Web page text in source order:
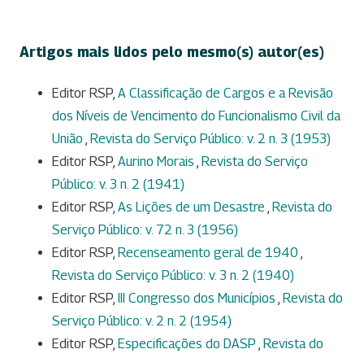
Artigos mais lidos pelo mesmo(s) autor(es)
Editor RSP, A Classificação de Cargos e a Revisão
dos Níveis de Vencimento do Funcionalismo Civil da
União , Revista do Serviço Público: v. 2 n. 3 (1953)
Editor RSP, Aurino Morais , Revista do Serviço
Público: v. 3 n. 2 (1941)
Editor RSP, As Lições de um Desastre , Revista do
Serviço Público: v. 72 n. 3 (1956)
Editor RSP, Recenseamento geral de 1940 ,
Revista do Serviço Público: v. 3 n. 2 (1940)
Editor RSP,
III Congresso dos Municípios , Revista do
Serviço Público: v. 2 n. 2 (1954)
Editor RSP, Especificações do DASP , Revista do